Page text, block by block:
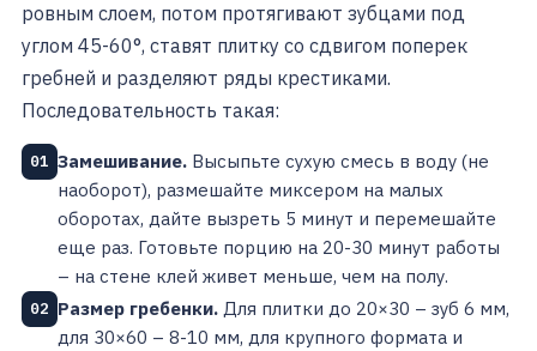
ровным слоем, потом протягивают зубцами под
углом 45-60°, ставят плитку со сдвигом поперек
гребней и разделяют ряды крестиками.
Последовательность такая:
01 Замешивание. Высыпьте сухую смесь в воду (не
наоборот), размешайте миксером на малых
оборотах, дайте вызреть 5 минут и перемешайте
еще раз. Готовьте порцию на 20-30 минут работы
– на стене клей живет меньше, чем на полу.
02 Размер гребенки. Для плитки до 20×30 – зуб 6 мм,
для 30×60 – 8-10 мм, для крупного формата и